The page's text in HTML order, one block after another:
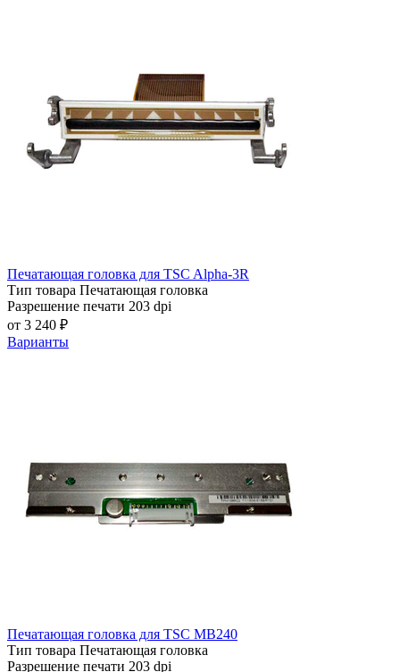
Печатающая головка для TSC Alpha-3R
Тип товара Печатающая головка
Разрешение печати 203 dpi
от 3 240 ₽
Варианты
Печатающая головка для TSC MB240
Тип товара Печатающая головка
Разрешение печати 203 dpi